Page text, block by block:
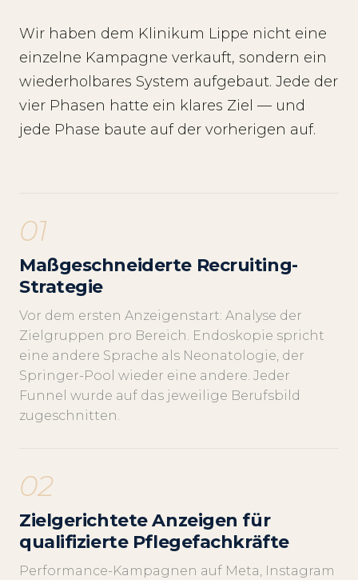
Wir haben dem Klinikum Lippe nicht eine
einzelne Kampagne verkauft, sondern ein
wiederholbares System aufgebaut. Jede der
vier Phasen hatte ein klares Ziel — und
jede Phase baute auf der vorherigen auf.
01
Maßgeschneiderte Recruiting-
Strategie
Vor dem ersten Anzeigenstart: Analyse der
Zielgruppen pro Bereich. Endoskopie spricht
eine andere Sprache als Neonatologie, der
Springer-Pool wieder eine andere. Jeder
Funnel wurde auf das jeweilige Berufsbild
zugeschnitten.
02
Zielgerichtete Anzeigen für
qualifizierte Pflegefachkräfte
Performance-Kampagnen auf Meta, Instagram